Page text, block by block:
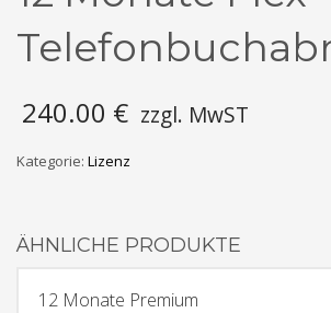
240.00 € zzgl. MwST
Kategorie: Lizenz
ÄHNLICHE PRODUKTE
12 Monate Premium